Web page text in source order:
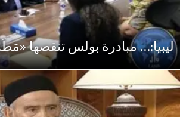
ليبيا:… مبادرة بولس تنقصها